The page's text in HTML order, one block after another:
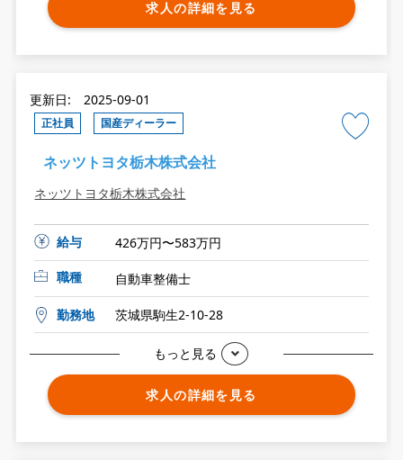
求人の詳細を見る
更新日: 2025-09-01
正社員 国産ディーラー
ネッツトヨタ栃木株式会社
ネッツトヨタ栃木株式会社
給与
426万円〜583万円
職種
自動車整備士
勤務地 茨城県駒生2-10-28
もっと見る
求人の詳細を見る